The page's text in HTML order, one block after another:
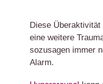
Diese
eine weitere
sozusagen immer
Alarm.